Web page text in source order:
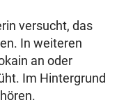
versucht, das
In weiteren
an oder
Im Hintergrund